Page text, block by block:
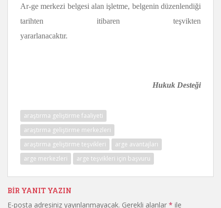
Ar-ge merkezi belgesi alan işletme, belgenin düzenlendiği
tarihten itibaren teşvikten
yararlanacaktır.
Hukuk Desteği
araştırma geliştirme faaliyeti
araştırma geliştirme merkezleri
araştırma geliştirme teşvikleri
arge avantajları
arge merkezleri
arge teşvikleri için başvuru
BIR YANIT YAZIN
E-posta adresiniz yayınlanmayacak. Gerekli alanlar * ile